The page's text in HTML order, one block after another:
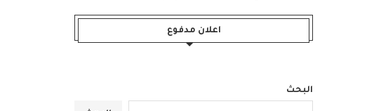
اعلان مدفوع
البحث